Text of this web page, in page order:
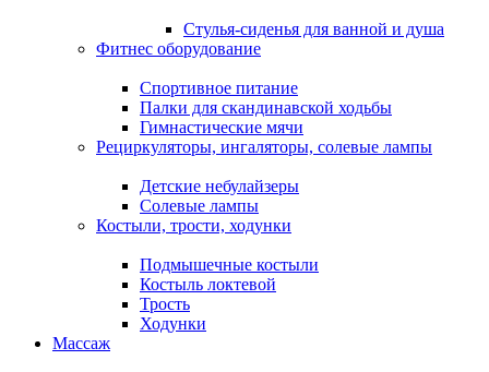
Стулья-сиденья для ванной и душа
Фитнес оборудование
Спортивное питание
Палки для скандинавской ходьбы
Гимнастические мячи
Рециркуляторы, ингаляторы, солевые лампы
Детские небулайзеры
Солевые лампы
Костыли, трости, ходунки
Подмышечные костыли
Костыль локтевой
Трость
Ходунки
Массаж